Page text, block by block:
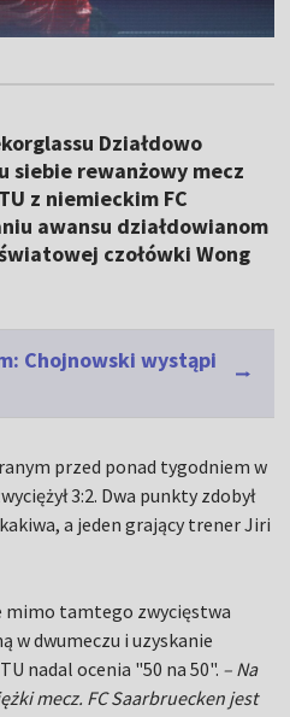
Działdowo
siebie rewanżowy mecz
z niemieckim FC
awansu działdowianom
czołówki Wong
Chojnowski wystąpi
przed ponad tygodniem w
3:2. Dwa punkty zdobył
a jeden grający trener Jiri
mimo tamtego zwycięstwa
w dwumeczu i uzyskanie
nadal ocenia "50 na 50". – Na
mecz. FC Saarbruecken jest